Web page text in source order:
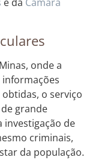
onde a
o serviço
grande
investigação de
criminais,
da população.